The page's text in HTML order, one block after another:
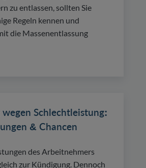
zu entlassen, sollten Sie
Regeln kennen und
die Massenentlassung
Schlechtleistung:
& Chancen
des Arbeitnehmers
zur Kündigung. Dennoch